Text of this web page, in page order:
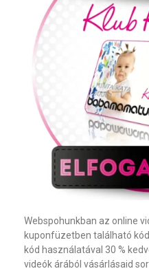
Webspohunkban az online
kuponfüzetben található
kód használatával 30 %
videók árából vásárlásaid